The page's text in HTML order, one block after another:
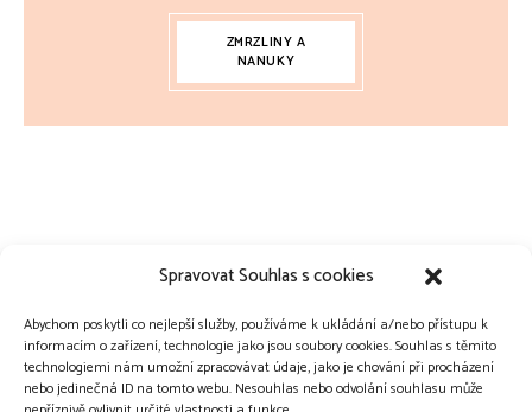
Spravovat Souhlas s cookies
Abychom poskytli co nejlepší služby, používáme k ukládání a/nebo přístupu k
informacím o zařízení, technologie jako jsou soubory cookies. Souhlas s těmito
technologiemi nám umožní zpracovávat údaje, jako je chování při procházení
nebo jedinečná ID na tomto webu. Nesouhlas nebo odvolání souhlasu může
ZMRZLINY A
NANUKY